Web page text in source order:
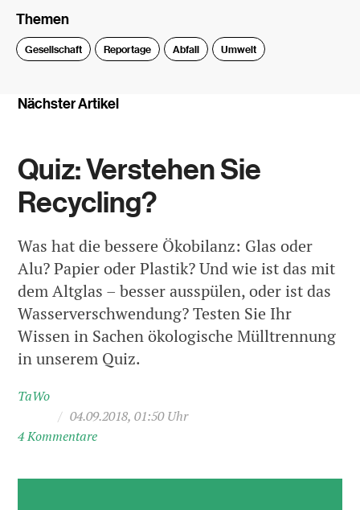
Themen
Gesellschaft Reportage Abfall Umwelt
Nächster Artikel
Quiz: Verstehen Sie
Recycling?
Was hat die bessere Ökobilanz: Glas oder
Alu? Papier oder Plastik? Und wie ist das mit
dem Altglas – besser ausspülen, oder ist das
Wasserverschwendung? Testen Sie Ihr
Wissen in Sachen ökologische Mülltrennung
in unserem Quiz.
TaWo
/ 04.09.2018, 01:50 Uhr
4 Kommentare